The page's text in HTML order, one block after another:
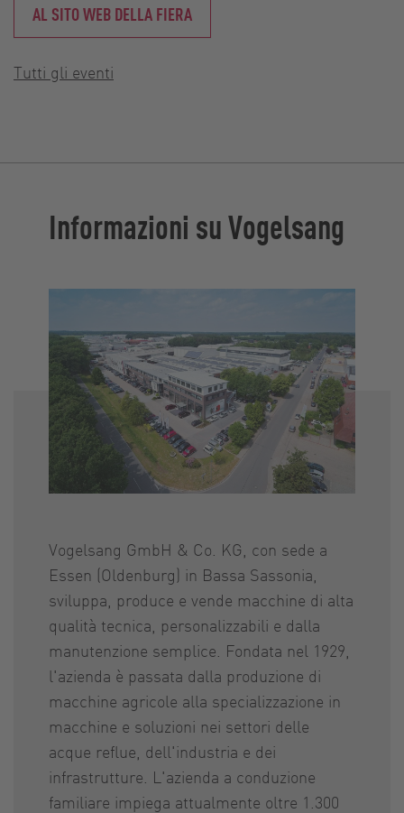
AL SITO WEB DELLA FIERA
Tutti gli eventi
Informazioni su Vogelsang
Vogelsang GmbH & Co. KG, con sede a
Essen (Oldenburg) in Bassa Sassonia,
sviluppa, produce e vende macchine di alta
qualità tecnica, personalizzabili e dalla
manutenzione semplice. Fondata nel 1929,
l'azienda è passata dalla produzione di
macchine agricole alla specializzazione in
macchine e soluzioni nei settori delle
acque reflue, dell'industria e dei
infrastrutture. L'azienda a conduzione
familiare impiega attualmente oltre 1.300